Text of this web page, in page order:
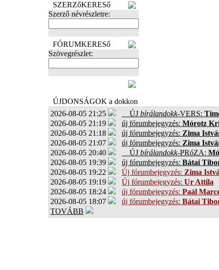
SZERZőKERESő
Szerző névrészletre:
FÓRUMKERESő
Szövegrészlet:
ÚJDONSÁGOK a dokkon
2026-08-05 21:25
ÚJ bírálandokk-VERS:
2026-08-05 21:19
új fórumbejegyzés: Mórotz
2026-08-05 21:18
új fórumbejegyzés: Zima
2026-08-05 21:07
új fórumbejegyzés: Zima
2026-08-05 20:40
ÚJ bírálandokk-PRóZA:
2026-08-05 19:39
új fórumbejegyzés: Bátai
2026-08-05 19:22
Új fórumbejegyzés: Zima
2026-08-05 19:19
Új fórumbejegyzés: Ur Attila
2026-08-05 18:24
új fórumbejegyzés: Paál
2026-08-05 18:07
új fórumbejegyzés: Bátai
TOVÁBB